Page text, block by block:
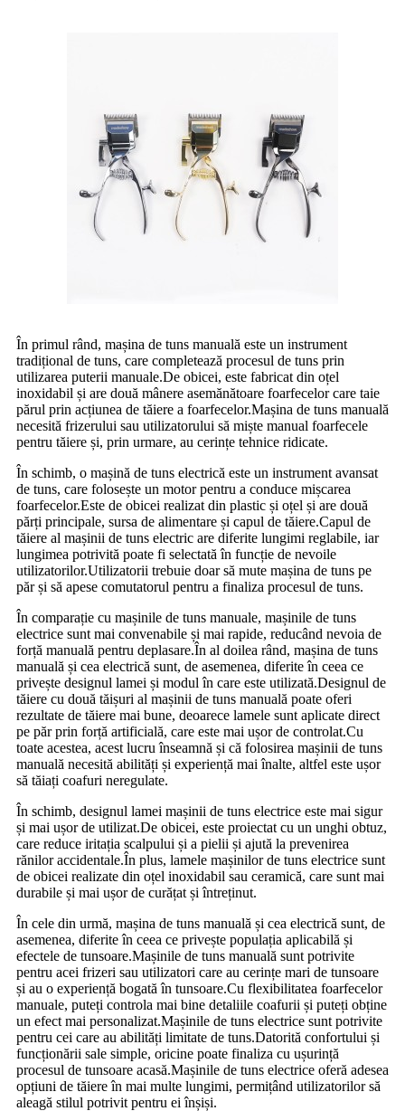
În primul rând, mașina de tuns manuală este un instrument
tradițional de tuns, care completează procesul de tuns prin
utilizarea puterii manuale.De obicei, este fabricat din oțel
inoxidabil și are două mânere asemănătoare foarfecelor care taie
părul prin acțiunea de tăiere a foarfecelor.Mașina de tuns manuală
necesită frizerului sau utilizatorului să miște manual foarfecele
pentru tăiere și, prin urmare, au cerințe tehnice ridicate.
În schimb, o mașină de tuns electrică este un instrument avansat
de tuns, care folosește un motor pentru a conduce mișcarea
foarfecelor.Este de obicei realizat din plastic și oțel și are două
părți principale, sursa de alimentare și capul de tăiere.Capul de
tăiere al mașinii de tuns electric are diferite lungimi reglabile, iar
lungimea potrivită poate fi selectată în funcție de nevoile
utilizatorilor.Utilizatorii trebuie doar să mute mașina de tuns pe
păr și să apese comutatorul pentru a finaliza procesul de tuns.
În comparație cu mașinile de tuns manuale, mașinile de tuns
electrice sunt mai convenabile și mai rapide, reducând nevoia de
forță manuală pentru deplasare.În al doilea rând, mașina de tuns
manuală și cea electrică sunt, de asemenea, diferite în ceea ce
privește designul lamei și modul în care este utilizată.Designul de
tăiere cu două tăișuri al mașinii de tuns manuală poate oferi
rezultate de tăiere mai bune, deoarece lamele sunt aplicate direct
pe păr prin forță artificială, care este mai ușor de controlat.Cu
toate acestea, acest lucru înseamnă și că folosirea mașinii de tuns
manuală necesită abilități și experiență mai înalte, altfel este ușor
să tăiați coafuri neregulate.
În schimb, designul lamei mașinii de tuns electrice este mai sigur
și mai ușor de utilizat.De obicei, este proiectat cu un unghi obtuz,
care reduce iritația scalpului și a pielii și ajută la prevenirea
rănilor accidentale.În plus, lamele mașinilor de tuns electrice sunt
de obicei realizate din oțel inoxidabil sau ceramică, care sunt mai
durabile și mai ușor de curățat și întreținut.
În cele din urmă, mașina de tuns manuală și cea electrică sunt, de
asemenea, diferite în ceea ce privește populația aplicabilă și
efectele de tunsoare.Mașinile de tuns manuală sunt potrivite
pentru acei frizeri sau utilizatori care au cerințe mari de tunsoare
și au o experiență bogată în tunsoare.Cu flexibilitatea foarfecelor
manuale, puteți controla mai bine detaliile coafurii și puteți obține
un efect mai personalizat.Mașinile de tuns electrice sunt potrivite
pentru cei care au abilități limitate de tuns.Datorită confortului și
funcționării sale simple, oricine poate finaliza cu ușurință
procesul de tunsoare acasă.Mașinile de tuns electrice oferă adesea
opțiuni de tăiere în mai multe lungimi, permițând utilizatorilor să
aleagă stilul potrivit pentru ei înșiși.